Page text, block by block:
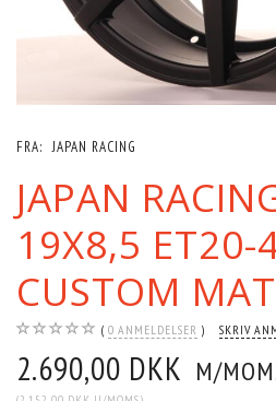
FRA: JAPAN RACING
JAPAN
19X8,5 ET20-
CUSTOM
0 ANMELDELSER SKRIV
2.690,00 DKK M/